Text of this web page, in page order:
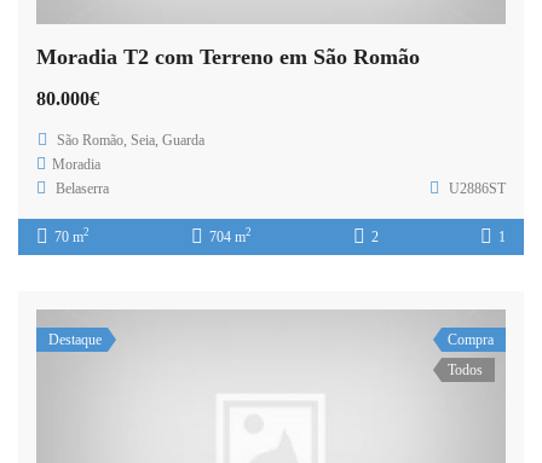
Moradia T2 com Terreno em São Romão
80.000€
São Romão, Seia, Guarda
Moradia
Belaserra
U2886ST
70 m2 704 m2 2 1
Destaque
Compra
Todos